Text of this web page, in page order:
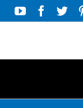
Pinterest
Twitter